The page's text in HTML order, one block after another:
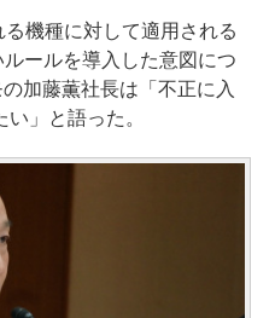
機種に対して適用される
ルールを導入した意図につ
加藤薫社長は「不正に入
」と語った。